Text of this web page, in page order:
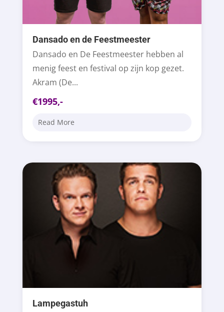
Dansado en de Feestmeester
Dansado en De Feestmeester hebben al
menig feest en festival op zijn kop gezet.
Akram (De...
€1995,-
Read More
Lampegastuh